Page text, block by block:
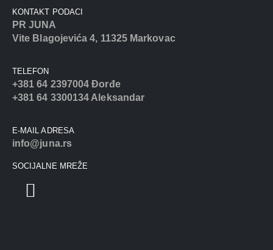
KONTAKT PODACI
PR JUNA
Vite Blagojevića 4, 11325 Markovac
TELEFON
+381 64 2397004 Đorđe
+381 64 3300134 Aleksandar
E-MAIL ADRESA
info@juna.rs
SOCIJALNE MREŽE